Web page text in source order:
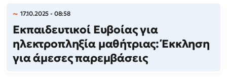
17.10.2025 - 08:58
Eκπαιδευτικοί Ευβοίας για
ηλεκτροπληξία μαθήτριας: Έκκληση
για άμεσες παρεμβάσεις